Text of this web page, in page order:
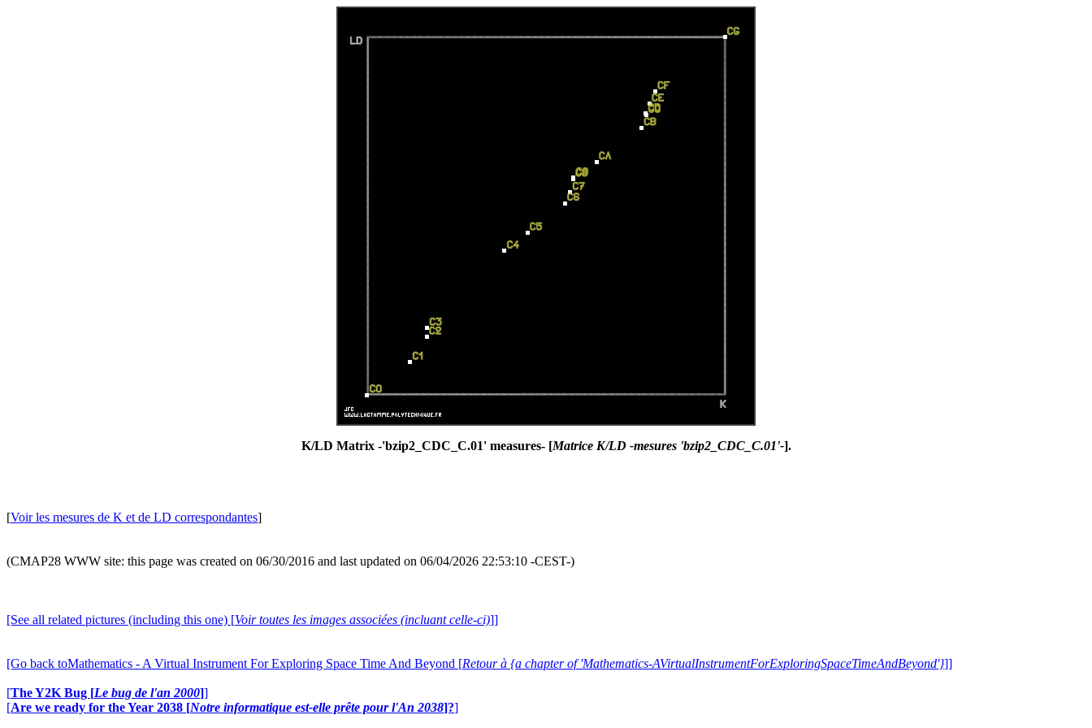
K/LD Matrix -'bzip2_CDC_C.01' measures- [Matrice K/LD -mesures 'bzip2_CDC_C.01'-].
[Voir les mesures de K et de LD correspondantes]
(CMAP28 WWW site: this page was created on 06/30/2016 and last updated on 06/04/2026 22:53:10 -CEST-)
[See all related pictures (including this one) [Voir toutes les images associées (incluant celle-ci)]]
[Go back toMathematics - A Virtual Instrument For Exploring Space Time And Beyond [Retour à {a chapter of 'Mathematics-AVirtualInstrumentForExploringSpaceTimeAndBeyond'}]]
[The Y2K Bug [Le bug de l'an 2000]]
[Are we ready for the Year 2038 [Notre informatique est-elle prête pour l'An 2038]?]